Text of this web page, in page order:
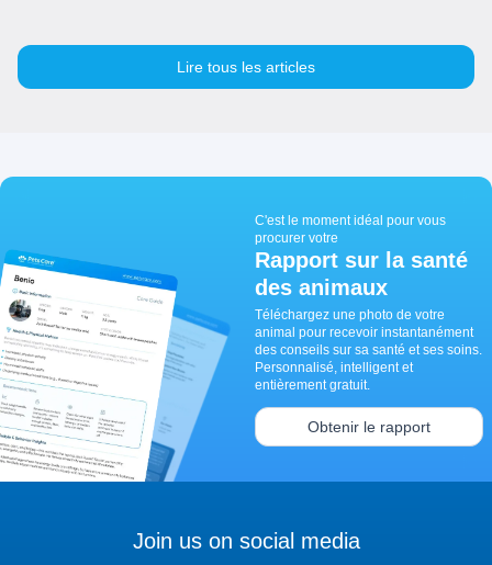
Lire tous les articles
C'est le moment idéal pour vous
procurer votre
Rapport sur la santé
des animaux
Téléchargez une photo de votre
animal pour recevoir instantanément
des conseils sur sa santé et ses soins.
Personnalisé, intelligent et
entièrement gratuit.
Obtenir le rapport
Join us on social media